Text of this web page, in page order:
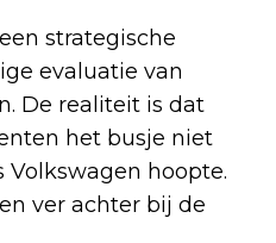
strategische
evaluatie van
De realiteit is dat
het busje niet
hoopte.
ver achter bij de